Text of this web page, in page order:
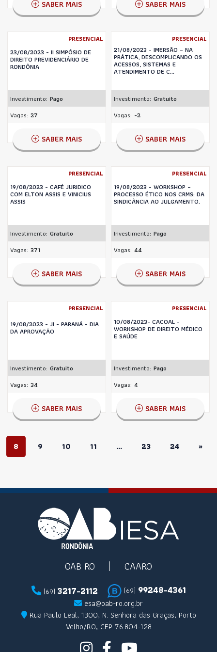
SABER MAIS SABER MAIS
PRESENCIAL
23/08/2023 - II SIMPÓSIO DE
DIREITO PREVIDENCIÁRIO DE
RONDÔNIA
Investimento: Pago
Vagas: 27
SABER MAIS
PRESENCIAL
21/08/2023 - IMERSÃO – NA
PRÁTICA, DESCOMPLICANDO OS
ACESSOS, SISTEMAS E
ATENDIMENTO DE C...
Investimento: Gratuito
Vagas: -2
SABER MAIS
PRESENCIAL
19/08/2023 - CAFÉ JURIDICO
COM ELTON ASSIS E VINICIUS
ASSIS
Investimento: Gratuito
Vagas: 371
SABER MAIS
PRESENCIAL
19/08/2023 - WORKSHOP –
PROCESSO ÉTICO NOS CRMS: DA
SINDICÂNCIA AO JULGAMENTO.
Investimento: Pago
Vagas: 44
SABER MAIS
PRESENCIAL
19/08/2023 - JI - PARANÁ - DIA
DA APROVAÇÃO
Investimento: Gratuito
Vagas: 34
SABER MAIS
PRESENCIAL
10/08/2023- CACOAL -
WORKSHOP DE DIREITO MÉDICO
E SAÚDE
Investimento: Pago
Vagas: 4
SABER MAIS
8 9 10 11 ... 23 24 »
OAB RO CAARO
(69) 3217-2112 (69) 99248-4361
esa@oab-ro.org.br
Rua Paulo Leal, 1300, N. Senhora das Graças, Porto
Velho/RO, CEP 76.804-128